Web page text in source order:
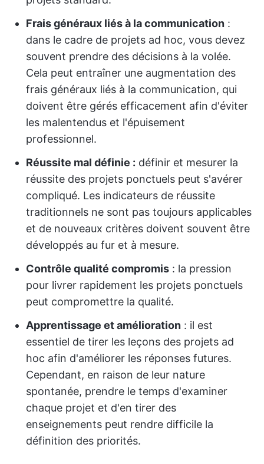
Frais généraux liés à la communication :
dans le cadre de projets ad hoc, vous devez
souvent prendre des décisions à la volée.
Cela peut entraîner une augmentation des
frais généraux liés à la communication, qui
doivent être gérés efficacement afin d'éviter
les malentendus et l'épuisement
professionnel.
Réussite mal définie : définir et mesurer la
réussite des projets ponctuels peut s'avérer
compliqué. Les indicateurs de réussite
traditionnels ne sont pas toujours applicables
et de nouveaux critères doivent souvent être
développés au fur et à mesure.
Contrôle qualité compromis : la pression
pour livrer rapidement les projets ponctuels
peut compromettre la qualité.
Apprentissage et amélioration : il est
essentiel de tirer les leçons des projets ad
hoc afin d'améliorer les réponses futures.
Cependant, en raison de leur nature
spontanée, prendre le temps d'examiner
chaque projet et d'en tirer des
enseignements peut rendre difficile la
définition des priorités.